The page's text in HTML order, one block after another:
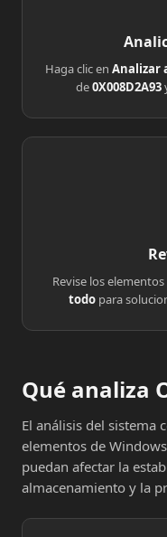
Haga clic en Analizar
de0X008D2A93
Revise los
todo para
Qué analiza
El análisis del sistema
elementos de
puedan afectar la
almacenamiento y la